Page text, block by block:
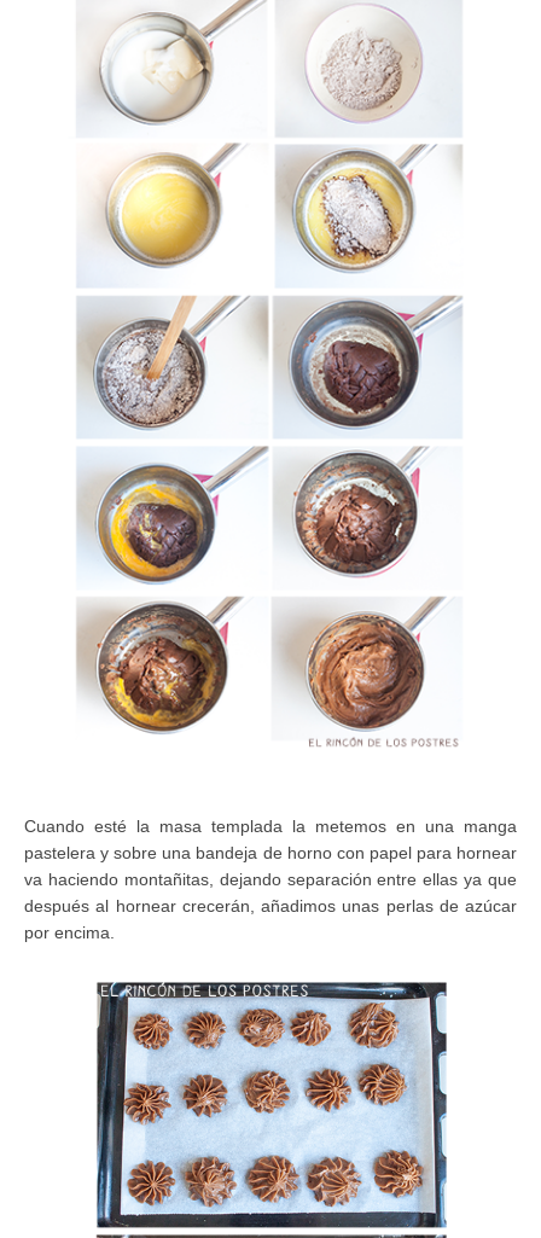
Cuando esté la masa templada la metemos en una manga
pastelera y sobre una bandeja de horno con papel para hornear
va haciendo montañitas, dejando separación entre ellas ya que
después al hornear crecerán, añadimos unas perlas de azúcar
por encima.